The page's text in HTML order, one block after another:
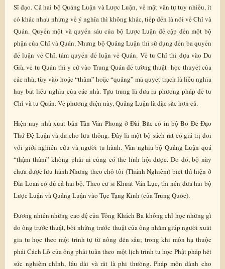
Sĩ đạo. Cả hai bộ Quảng Luận và Lược Luận, về mặt văn tự tuy nhiều, ít
có khác nhau nhưng về ý nghĩa thì không khác, tiếp đến là nói về Chỉ và
Quán. Quyển một và quyển sáu của bộ Lược Luận đề cập đến một bộ
phận của Chỉ và Quán. Nhưng bộ Quảng Luận thì sử dụng đến ba quyển
để luận về Chỉ, tám quyển để luận về Quán. Về tu Chỉ thì dựa vào Du
Già, về tu Quán thì y cứ vào Trung Quán để tường thuật học thuyết của
các nhà; tùy vào hoặc “thâm” hoặc “quảng” mà quyết trạch là liễu nghĩa
hay bất liễu nghĩa của các nhà. Tựu trung là đưa ra phương pháp để tu
Chỉ và tu Quán. Về phương diện này, Quảng Luận là đặc sắc hơn cả.
Hiện nay nhà xuất bản Tân Văn Phong ở Đài Bắc có in bộ Bồ Đề Đạo
Thứ Đệ Luận và đã cho lưu thông. Đây là một bộ sách rất có giá trị đối
với giới nghiên cứu và người tu hành. Văn nghĩa bộ Quảng Luận quá
“thậm thâm” không phải ai cũng có thể lĩnh hội được. Do đó, bộ này
chưa được lưu hành.Nhưng theo chỗ tôi (Thánh Nghiêm) biết thì hiện ở
Đài Loan có đủ cả hai bộ. Theo cư sĩ Khuất Văn Lục, thì nên đưa hai bộ
Lược Luận và Quảng Luận vào Tục Tạng Kinh (của Trung Quốc).
Đương nhiên những cao đệ của Tông Khách Ba không chỉ học những gì
do ông trước thuật, bởi những trước thuật của ông nhằm giúp người xuất
gia tu học theo một trình tự từ nông đến sâu; trong khi môn hạ thuộc
phái Cách Lỗ của ông phải tuân theo một lịch trình tu học Phật pháp hết
sức nghiêm chỉnh, lâu dài và rất là phi thường. Pháp môn dành cho